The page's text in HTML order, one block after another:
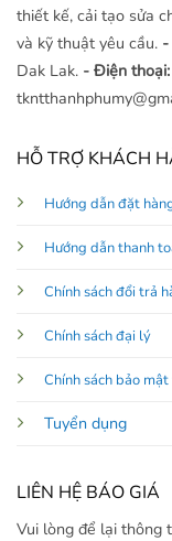
thiết kế, cải tạo sửa
và kỹ thuật yêu cầu. -
Dak Lak. - Điện
HỖ TRỢ KHÁCH
Hướng dẫn đặt
Hướng dẫn thanh
Chính sách đổi trả
Chính sách đại lý
Chính sách bảo
Tuyển dụng
LIÊN HỆ BÁO GIÁ
Vui lòng để lại thông